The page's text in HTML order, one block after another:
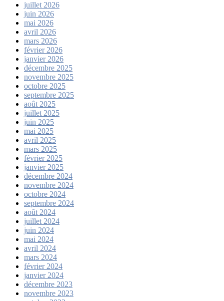
juillet 2026
juin 2026
mai 2026
avril 2026
mars 2026
février 2026
janvier 2026
décembre 2025
novembre 2025
octobre 2025
septembre 2025
août 2025
juillet 2025
juin 2025
mai 2025
avril 2025
mars 2025
février 2025
janvier 2025
décembre 2024
novembre 2024
octobre 2024
septembre 2024
août 2024
juillet 2024
juin 2024
mai 2024
avril 2024
mars 2024
février 2024
janvier 2024
décembre 2023
novembre 2023